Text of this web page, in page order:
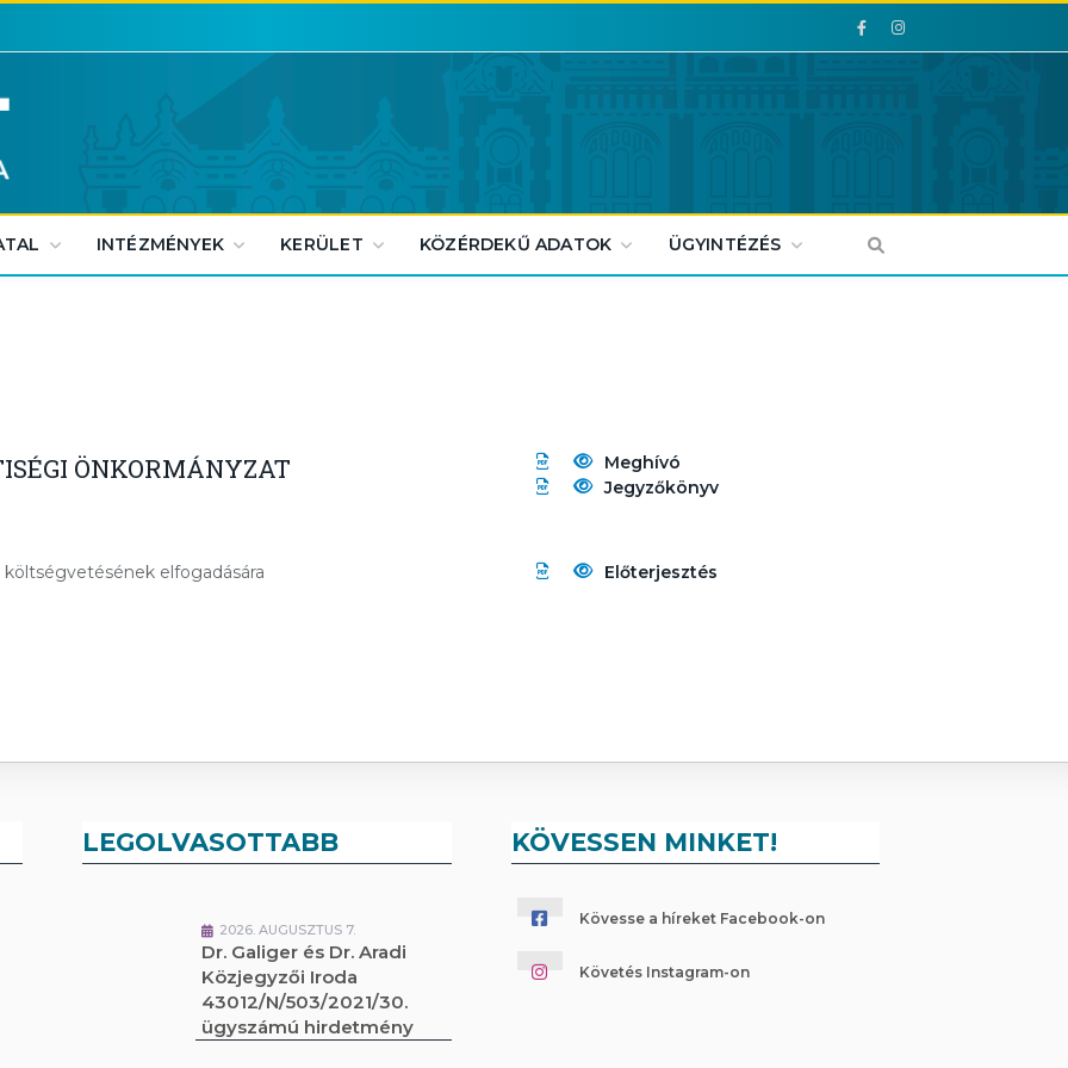
Facebook
Facebook
INTÉZMÉNYEK KERÜLET KÖZÉRDEKŰ ADATOK ÜGYINTÉZÉS
ÖNKORMÁNYZAT
Meghívó
Jegyzőkönyv
költségvetésének elfogadására Előterjesztés
LEGOLVASOTTABB
2026. AUGUSZTUS 7.
Dr. Galiger és Dr. Aradi
Közjegyzői Iroda
43012/N/503/2021/30.
ügyszámú hirdetmény
KÖVESSEN MINKET!
Kövesse a híreket Facebook-on
Követés Instagram-on